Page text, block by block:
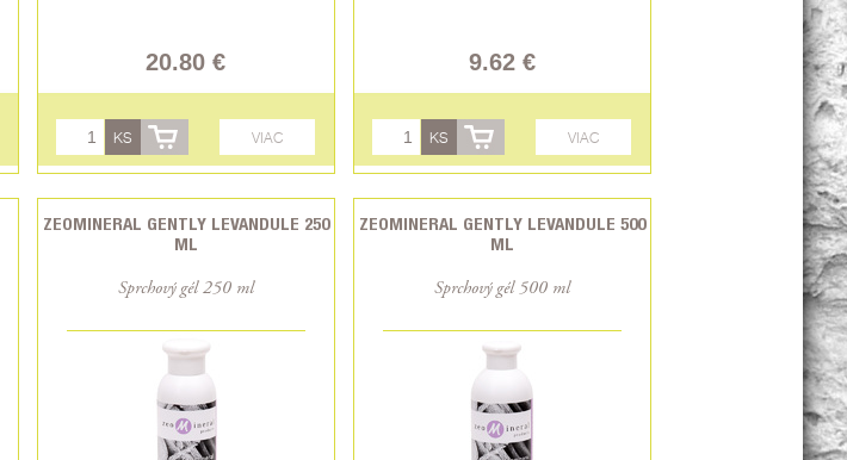
20.80 €
KS VIAC
9.62 €
KS VIAC
ZEOMINERAL GENTLY LEVANDULE 250
ML
Sprchový gél 250 ml
ZEOMINERAL GENTLY LEVANDULE 500
ML
Sprchový gél 500 ml